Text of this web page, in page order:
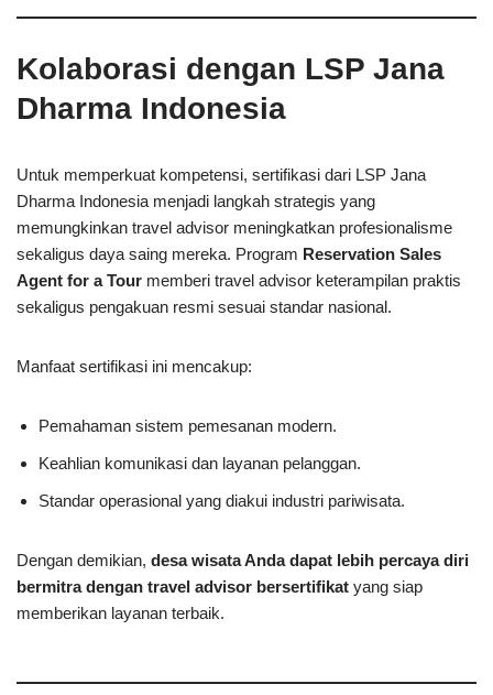
Kolaborasi dengan LSP Jana
Dharma Indonesia
Untuk memperkuat kompetensi, sertifikasi dari LSP Jana
Dharma Indonesia menjadi langkah strategis yang
memungkinkan travel advisor meningkatkan profesionalisme
sekaligus daya saing mereka. Program Reservation Sales
Agent for a Tour memberi travel advisor keterampilan praktis
sekaligus pengakuan resmi sesuai standar nasional.
Manfaat sertifikasi ini mencakup:
Pemahaman sistem pemesanan modern.
Keahlian komunikasi dan layanan pelanggan.
Standar operasional yang diakui industri pariwisata.
Dengan demikian, desa wisata Anda dapat lebih percaya diri
bermitra dengan travel advisor bersertifikat yang siap
memberikan layanan terbaik.